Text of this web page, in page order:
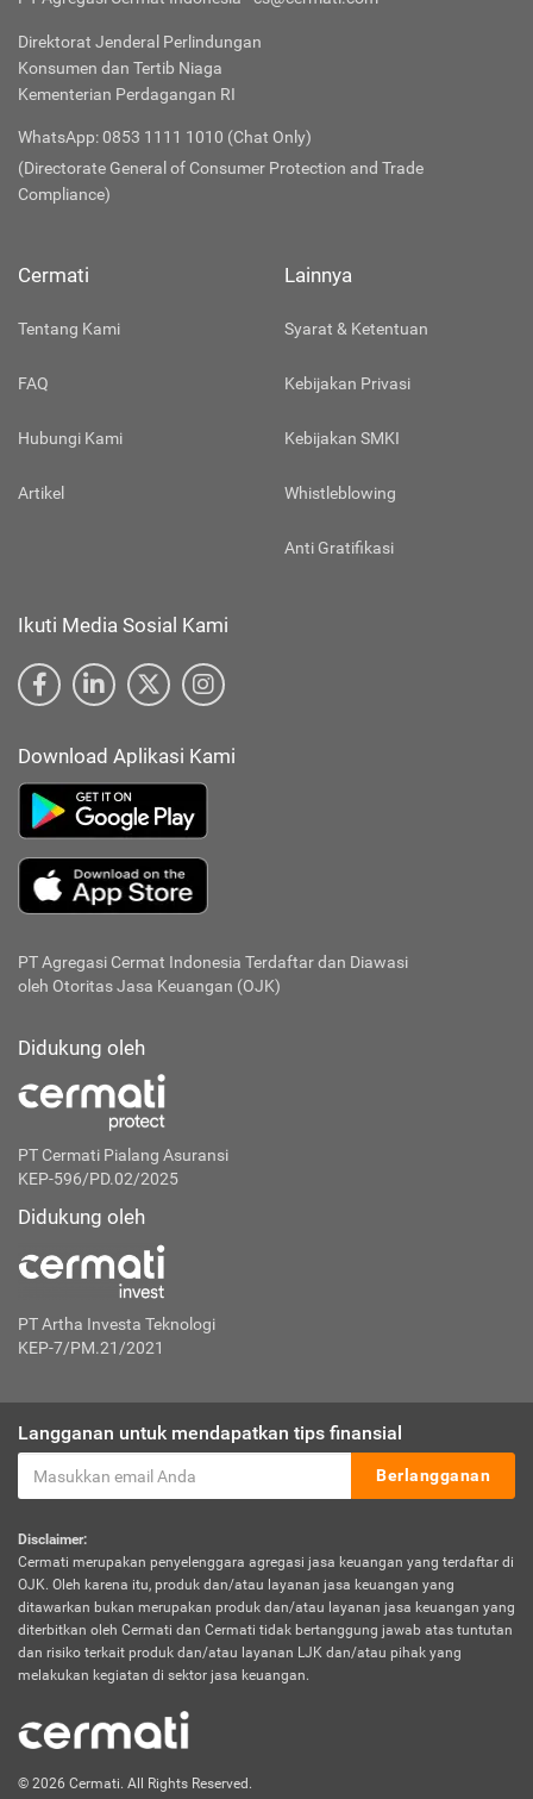
Direktorat Jenderal Perlindungan
Konsumen dan Tertib Niaga
Kementerian Perdagangan RI
WhatsApp: 0853 1111 1010 (Chat Only)
(Directorate General of Consumer Protection and Trade
Compliance)
Cermati
Tentang Kami
FAQ
Hubungi Kami
Artikel
Lainnya
Syarat & Ketentuan
Kebijakan Privasi
Kebijakan SMKI
Whistleblowing
Anti Gratifikasi
Ikuti Media Sosial Kami
Download Aplikasi Kami
PT Agregasi Cermat Indonesia Terdaftar dan Diawasi
oleh Otoritas Jasa Keuangan (OJK)
Didukung oleh
PT Cermati Pialang Asuransi
KEP-596/PD.02/2025
Didukung oleh
PT Artha Investa Teknologi
KEP-7/PM.21/2021
Langganan untuk mendapatkan tips finansial
Berlangganan
Disclaimer:
Cermati merupakan penyelenggara agregasi jasa keuangan yang terdaftar di
OJK. Oleh karena itu, produk dan/atau layanan jasa keuangan yang
ditawarkan bukan merupakan produk dan/atau layanan jasa keuangan yang
diterbitkan oleh Cermati dan Cermati tidak bertanggung jawab atas tuntutan
dan risiko terkait produk dan/atau layanan LJK dan/atau pihak yang
melakukan kegiatan di sektor jasa keuangan.
© 2026 Cermati. All Rights Reserved.